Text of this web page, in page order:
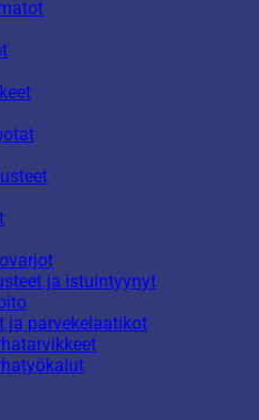
ja istuintyynyt
ja parvekelaatikot